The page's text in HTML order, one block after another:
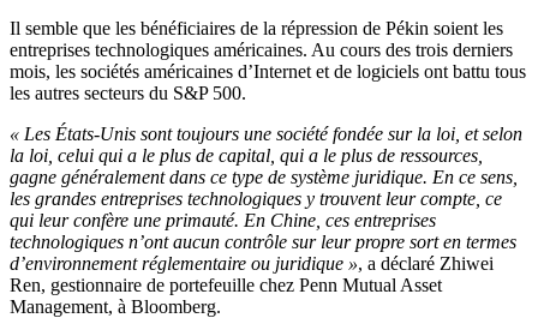
Il semble que les bénéficiaires de la répression de Pékin soient les
entreprises technologiques américaines. Au cours des trois derniers
mois, les sociétés américaines d’Internet et de logiciels ont battu tous
les autres secteurs du S&P 500.
« Les États-Unis sont toujours une société fondée sur la loi, et selon
la loi, celui qui a le plus de capital, qui a le plus de ressources,
gagne généralement dans ce type de système juridique. En ce sens,
les grandes entreprises technologiques y trouvent leur compte, ce
qui leur confère une primauté. En Chine, ces entreprises
technologiques n’ont aucun contrôle sur leur propre sort en termes
d’environnement réglementaire ou juridique », a déclaré Zhiwei
Ren, gestionnaire de portefeuille chez Penn Mutual Asset
Management, à Bloomberg.